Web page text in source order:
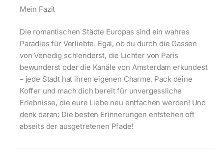
Mein Fazit
Die romantischen Städte Europas sind ein wahres
Paradies für Verliebte. Egal, ob du durch die Gassen
von Venedig schlenderst, die Lichter von Paris
bewunderst oder die Kanäle von Amsterdam erkundest
– jede Stadt hat ihren eigenen Charme. Pack deine
Koffer und mach dich bereit für unvergessliche
Erlebnisse, die eure Liebe neu entfachen werden! Und
denk daran: Die besten Erinnerungen entstehen oft
abseits der ausgetretenen Pfade!